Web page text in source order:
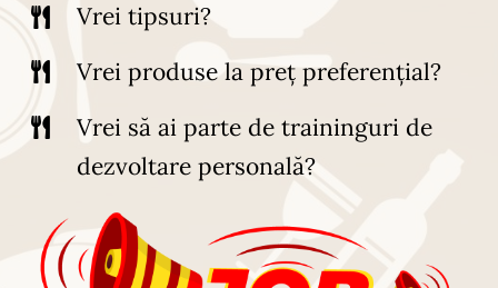
Vrei tipsuri?
Vrei produse la preț preferențial?
Vrei să ai parte de traininguri de
dezvoltare personală?